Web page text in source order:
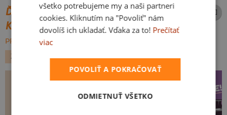
ĎALŠIE POTLAČE Z ROVNAKEJ
KATEGÓRIE
PREHĽADÁVAŤ VŠETKO:
ZVIERATKÁ
PSY
všetko potrebujeme my a naši partneri
cookies. Kliknutím na "Povoliť" nám
dovolíš ich ukladať. Vďaka za to! Prečítať
viac
POVOLIŤ A POKRAČOVAŤ
ODMIETNUŤ VŠETKO